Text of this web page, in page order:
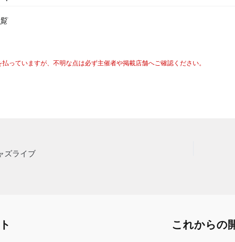
っていますが、不明な点は必ず主催者や掲載店舗へご確認ください。
ズライブ
これからの